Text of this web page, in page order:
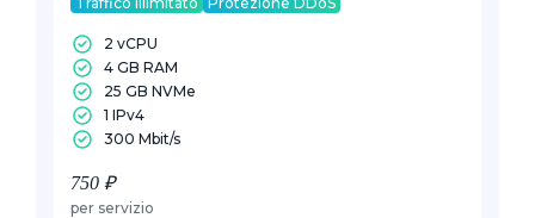
2 vCPU
4 GB RAM
25 GB NVMe
1 IPv4
300 Mbit/s
750 ₽
per servizio